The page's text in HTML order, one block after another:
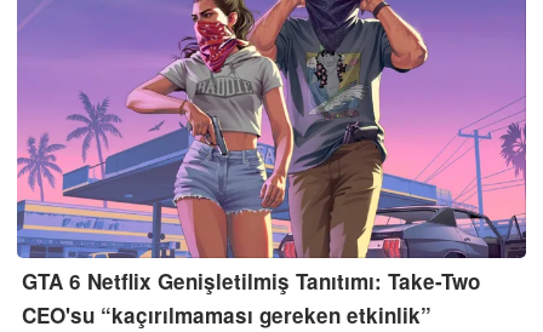
GTA 6 Netflix Genişletilmiş Tanıtımı: Take-Two
CEO'su “kaçırılmaması gereken etkinlik”